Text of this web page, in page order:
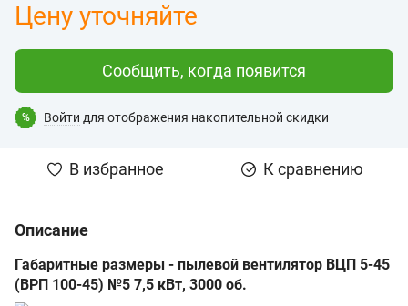
Цену уточняйте
Сообщить, когда появится
% Войти для отображения накопительной скидки
В избранное К сравнению
Описание
Габаритные размеры - пылевой вентилятор ВЦП 5-45
(ВРП 100-45) №5 7,5 кВт, 3000 об.